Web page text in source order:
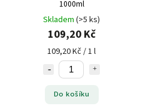
1000ml
Skladem (>5 ks)
109,20 Kč
109,20 Kč / 1 l
Do košíku